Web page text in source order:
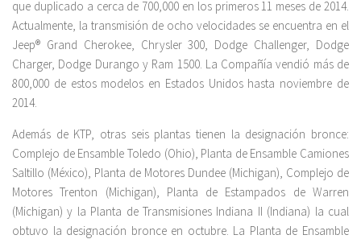
que duplicado a cerca de 700,000 en los primeros 11 meses de 2014.
Actualmente, la transmisión de ocho velocidades se encuentra en el
Jeep® Grand Cherokee, Chrysler 300, Dodge Challenger, Dodge
Charger, Dodge Durango y Ram 1500. La Compañía vendió más de
800,000 de estos modelos en Estados Unidos hasta noviembre de
2014.
Además de KTP, otras seis plantas tienen la designación bronce:
Complejo de Ensamble Toledo (Ohio), Planta de Ensamble Camiones
Saltillo (México), Planta de Motores Dundee (Michigan), Complejo de
Motores Trenton (Michigan), Planta de Estampados de Warren
(Michigan) y la Planta de Transmisiones Indiana II (Indiana) la cual
obtuvo la designación bronce en octubre. La Planta de Ensamble